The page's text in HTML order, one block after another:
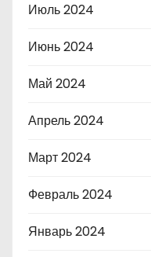
Июль 2024
Июнь 2024
Май 2024
Апрель 2024
Март 2024
Февраль 2024
Январь 2024